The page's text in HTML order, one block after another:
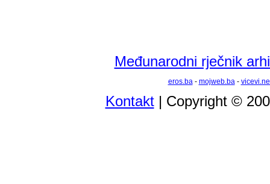
Međunarodni rječnik
eros.ba- mojweb.ba-
Kontakt| Copyright ©